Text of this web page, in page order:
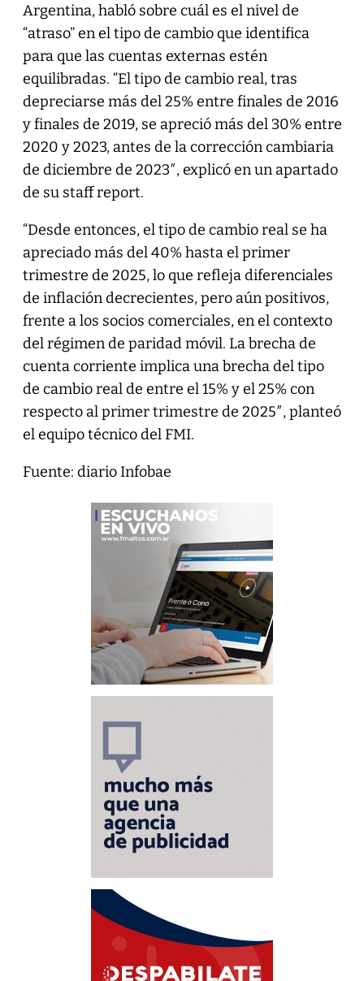
Argentina, habló sobre cuál es el nivel de
“atraso” en el tipo de cambio que identifica
para que las cuentas externas estén
equilibradas. “El tipo de cambio real, tras
depreciarse más del 25% entre finales de 2016
y finales de 2019, se apreció más del 30% entre
2020 y 2023, antes de la corrección cambiaria
de diciembre de 2023″, explicó en un apartado
de su staff report.
“Desde entonces, el tipo de cambio real se ha
apreciado más del 40% hasta el primer
trimestre de 2025, lo que refleja diferenciales
de inflación decrecientes, pero aún positivos,
frente a los socios comerciales, en el contexto
del régimen de paridad móvil. La brecha de
cuenta corriente implica una brecha del tipo
de cambio real de entre el 15% y el 25% con
respecto al primer trimestre de 2025″, planteó
el equipo técnico del FMI.
Fuente: diario Infobae